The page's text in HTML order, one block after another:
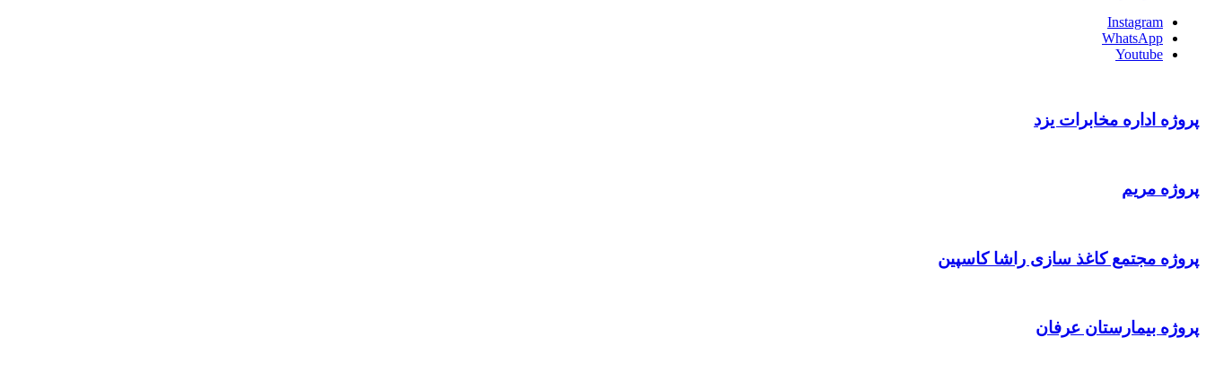
Instagram
WhatsApp
Youtube
پروژه اداره مخابرات یزد
پروژه مریم
پروژه مجتمع کاغذ سازی راشا کاسپین
پروژه بیمارستان عرفان